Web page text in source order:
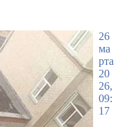
26
ма
рта
20
26,
09:
17